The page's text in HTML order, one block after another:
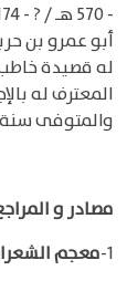
- 570 هـ / ? - 1174 م
أبو عمرو بن
له قصيدة
المعترف له
والمتوفى سنة 572هـ‍)
مصادر و
1- معجم